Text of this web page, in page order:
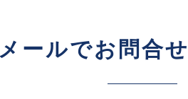
メールでお問合